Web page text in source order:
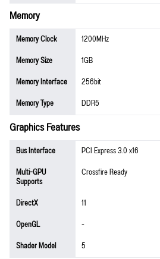
Memory
Memory Clock
1200MHz
Memory Size
1GB
Memory Interface
256bit
Memory Type
DDR5
Graphics Features
Bus Interface
PCI Express 3.0 x16
Multi-GPU
Supports
Crossfire Ready
DirectX
11
OpenGL
-
Shader Model
5